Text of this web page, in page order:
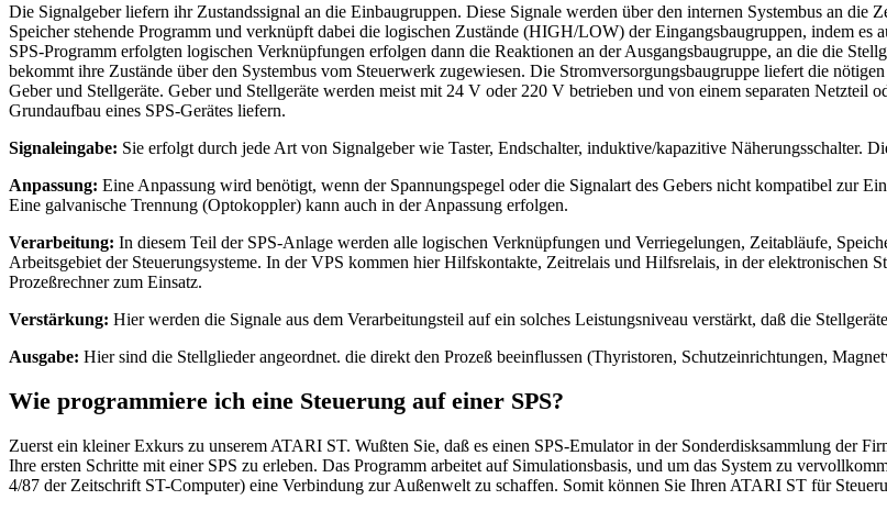
Die Signalgeber liefern ihr Zustandssignal an die Einbaugruppen. Diese Signale werden über den internen Systembus an die
Speicher stehende Programm und verknüpft dabei die logischen Zustände (HIGH/LOW) der Eingangsbaugruppen, indem
SPS-Programm erfolgten logischen Verknüpfungen erfolgen dann die Reaktionen an der Ausgangsbaugruppe, an die die
bekommt ihre Zustände über den Systembus vom Steuerwerk zugewiesen. Die Stromversorgungsbaugruppe liefert die
Geber und Stellgeräte. Geber und Stellgeräte werden meist mit 24 V oder 220 V betrieben und von einem separaten Netzteil
Grundaufbau eines SPS-Gerätes liefern.
Signaleingabe: Sie erfolgt durch jede Art von Signalgeber wie Taster, Endschalter, induktive/kapazitive Näherungsschalter.
Anpassung: Eine Anpassung wird benötigt, wenn der Spannungspegel oder die Signalart des Gebers nicht kompatibel zur
Eine galvanische Trennung (Optokoppler) kann auch in der Anpassung erfolgen.
Verarbeitung: In diesem Teil der SPS-Anlage werden alle logischen Verknüpfungen und Verriegelungen, Zeitabläufe,
Arbeitsgebiet der Steuerungsysteme. In der VPS kommen hier Hilfskontakte, Zeitrelais und Hilfsrelais, in der
Prozeßrechner zum Einsatz.
Verstärkung: Hier werden die Signale aus dem Verarbeitungsteil auf ein solches Leistungsniveau verstärkt, daß die
Ausgabe: Hier sind die Stellglieder angeordnet. die direkt den Prozeß beeinflussen (Thyristoren, Schutzeinrichtungen,
Wie programmiere ich eine Steuerung auf einer SPS?
Zuerst ein kleiner Exkurs zu unserem ATARI ST. Wußten Sie, daß es einen SPS-Emulator in der Sonderdisksammlung
Ihre ersten Schritte mit einer SPS zu erleben. Das Programm arbeitet auf Simulationsbasis, und um das System zu
4/87 der Zeitschrift ST-Computer) eine Verbindung zur Außenwelt zu schaffen. Somit können Sie Ihren ATARI ST für